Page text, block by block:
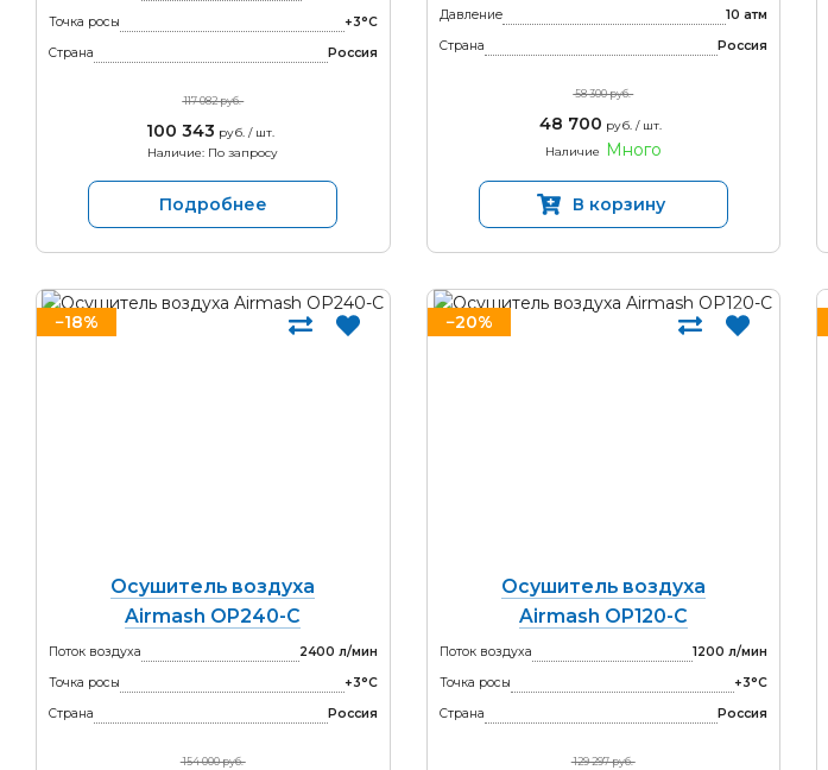
Точка росы
+3°С
Страна
Россия
117 082 руб.
100 343 руб. / шт.
Наличие: По запросу
Подробнее
Давление
10 атм
Страна
Россия
58 300 руб.
48 700 руб. / шт.
Наличие
Много
В корзину
−18%
Осушитель воздуха
Airmash OP240-С
Поток воздуха
2400 л/мин
Точка росы
+3°С
Страна
Россия
154 000 руб.
−20%
Осушитель воздуха
Airmash OP120-С
Поток воздуха
1200 л/мин
Точка росы
+3°С
Страна
Россия
129 297 руб.